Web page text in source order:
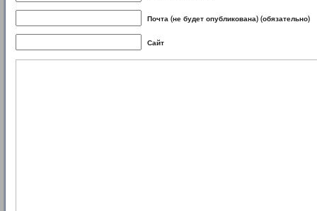
Почта (не будет опубликована) (обязательно)
Сайт